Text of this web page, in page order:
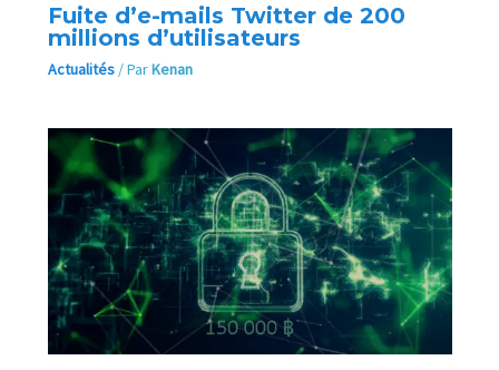
Fuite d’e-mails Twitter de 200
millions d’utilisateurs
Actualités/ ParKenan